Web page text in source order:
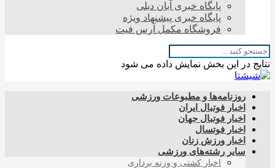
پایگاه خبری آبان دیلی
پایگاه خبری پیشنهاد ویژه
فروشگاه مکمل آرس فیت
نتایج در این بخش نمایش داده می شود
روزنامه‌ها و مطبوعات ورزشی
اخبار فوتبال ایران
اخبار فوتبال جهان
اخبار فوتسال
اخبار ورزش زنان
سایر رشته‌های ورزشی
اخبار کشتی و وزنه برداری